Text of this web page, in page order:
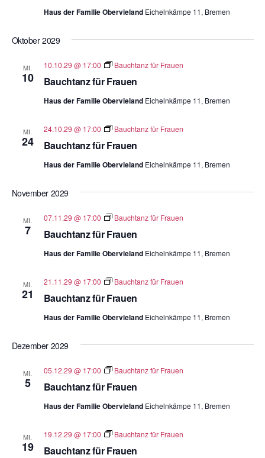
Haus der Familie Obervieland Eichelnkämpe 11, Bremen
Oktober 2029
MI.
10 Bauchtanz für Frauen
10.10.29 @ 17:00 Bauchtanz für Frauen
Haus der Familie Obervieland Eichelnkämpe 11, Bremen
MI.
24 Bauchtanz für Frauen
24.10.29 @ 17:00 Bauchtanz für Frauen
Haus der Familie Obervieland Eichelnkämpe 11, Bremen
November 2029
MI.
7 Bauchtanz für Frauen
07.11.29 @ 17:00 Bauchtanz für Frauen
Haus der Familie Obervieland Eichelnkämpe 11, Bremen
MI.
21 Bauchtanz für Frauen
21.11.29 @ 17:00 Bauchtanz für Frauen
Haus der Familie Obervieland Eichelnkämpe 11, Bremen
Dezember 2029
MI.
5 Bauchtanz für Frauen
05.12.29 @ 17:00 Bauchtanz für Frauen
Haus der Familie Obervieland Eichelnkämpe 11, Bremen
MI.
19 Bauchtanz für Frauen
19.12.29 @ 17:00 Bauchtanz für Frauen